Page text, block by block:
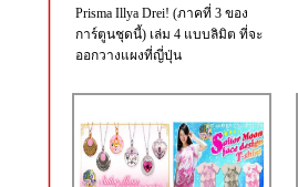
Prisma Illya Drei! (ภาคที่ 3 ของ
การ์ตูนชุดนี้) เล่ม 4 แบบลิมิต ที่จะ
ออกวางแผงที่ญี่ปุ่น